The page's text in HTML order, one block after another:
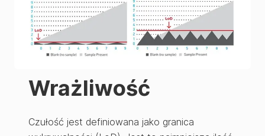
Wrażliwość
Czułość jest definiowana jako granica